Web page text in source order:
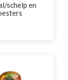
schelp en